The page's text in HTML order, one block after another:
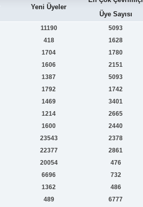
Yeni Üyeler
Üye Sayısı
11190 5093
418 1628
1704 1780
1606 2151
1387 5093
1792 1742
1469 3401
1214 2665
1600 2440
23543 2378
22377 2861
20054 476
6696 732
1362 486
489 6777